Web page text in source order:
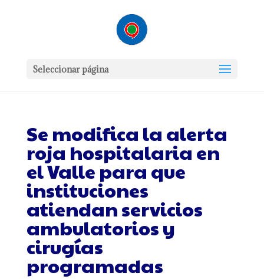
Seleccionar página
Se modifica la alerta
roja hospitalaria en
el Valle para que
instituciones
atiendan servicios
ambulatorios y
cirugías
programadas